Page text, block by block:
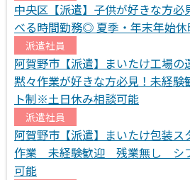
中央区【派遣】子供が好きな方
べる時間勤務◎ 夏季・年末年始休
派遣社員
阿賀野市【派遣】まいたけ工場の
黙々作業が好きな方必見！未経
ト制※土日休み相談可能
派遣社員
阿賀野市【派遣】まいたけ包装ス
作業 未経験歓迎 残業無し シ
可能